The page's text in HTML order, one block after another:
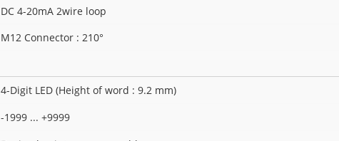
DC 4-20mA 2wire loop
M12 Connector : 210°
4-Digit LED (Height of word : 9.2 mm)
-1999 ... +9999